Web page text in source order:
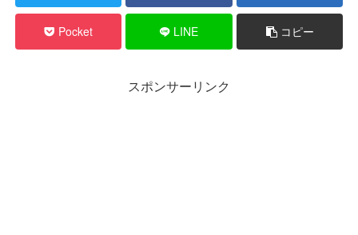
Pocket LINE コピー
スポンサーリンク